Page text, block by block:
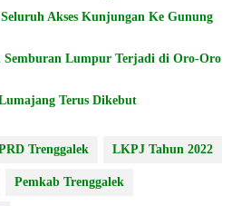
Akses Kunjungan Ke Gunung
Semburan Lumpur Terjadi di Oro-Oro
Terus Dikebut
Trenggalek LKPJ Tahun 2022
Pemkab Trenggalek